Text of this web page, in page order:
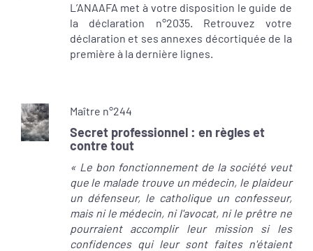
L’ANAAFA met à votre disposition le guide de
la déclaration n°2035. Retrouvez votre
déclaration et ses annexes décortiquée de la
première à la dernière lignes.
Maître n°244
Secret professionnel : en règles et
contre tout
« Le bon fonctionnement de la société veut
que le malade trouve un médecin, le plaideur
un défenseur, le catholique un confesseur,
mais ni le médecin, ni l'avocat, ni le prêtre ne
pourraient accomplir leur mission si les
confidences qui leur sont faites n'étaient